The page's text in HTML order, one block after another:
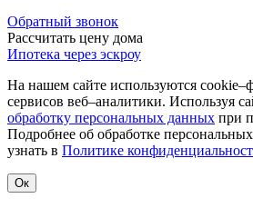
Обратный звонок
Рассчитать цену дома
Ипотека через эскроу
На нашем сайте используются
сервисов веб–аналитики. Используя
обработку персональных данных при
Подробнее об обработке
узнать в Политике
Ок